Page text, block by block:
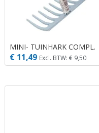
MINI- TUINHARK COMPL.
€ 11,49 Excl. BTW: € 9,50